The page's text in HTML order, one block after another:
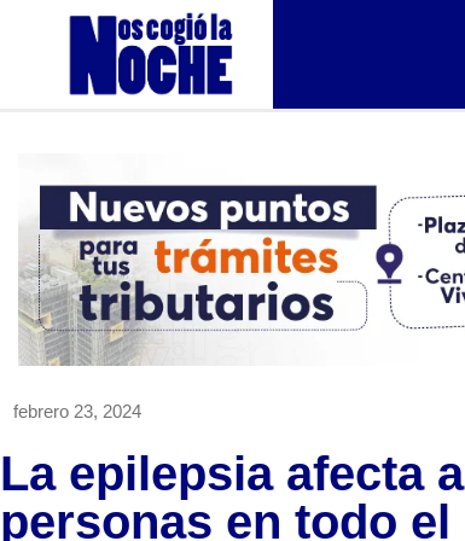
febrero 23, 2024
La epilepsia afecta
personas en todo